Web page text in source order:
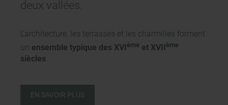
deux vallées.
L'architecture, les terrasses et les charmilles forment
un ensemble typique des XVI ème et XVII ème
siècles
EN SAVOIR PLUS